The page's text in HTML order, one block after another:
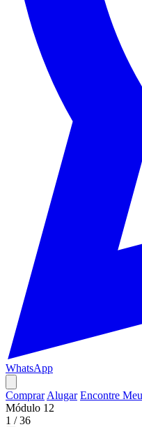
WhatsApp
Comprar Alugar Encontre
Módulo 12
1 /36